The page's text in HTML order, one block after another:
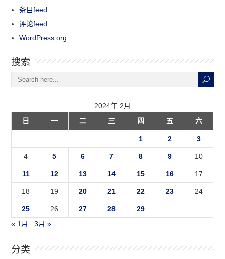
条目feed
评论feed
WordPress.org
搜索
2024年 2月
日
一 二 三 四 五 六
1 2 3
4 5 6 7 8 9 10
11 12 13 14 15 16 17
18 19 20 21 22 23 24
25 26 27 28
29
« 1月
3月 »
分类